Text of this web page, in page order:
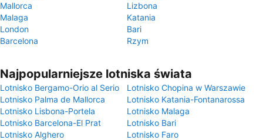
Mallorca
Lizbona
Malaga
Katania
London
Bari
Barcelona
Rzym
Najpopularniejsze lotniska świata
Lotnisko Bergamo-Orio al Serio
Lotnisko Chopina w Warszawie
Lotnisko Palma de Mallorca
Lotnisko Katania-Fontanarossa
Lotnisko Lisbona-Portela
Lotnisko Malaga
Lotnisko Barcelona-El Prat
Lotnisko Bari
Lotnisko Alghero
Lotnisko Faro